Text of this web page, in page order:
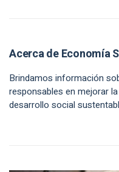
Acerca de Economía
Brindamos información
responsables en mejorar
desarrollo social